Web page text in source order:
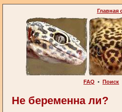
Главная
FAQ • Поиск
Не беременна ли?